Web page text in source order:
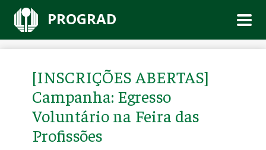
PROGRAD
[INSCRIÇÕES ABERTAS]
Campanha: Egresso
Voluntário na Feira das
Profissões